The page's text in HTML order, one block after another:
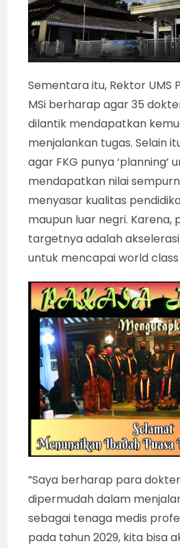
Sementara itu, Rektor UMS
MSi berharap agar 35
dilantik mendapatkan
menjalankan tugas. Selain
agar FKG punya ‘planning’
mendapatkan nilai
menyasar kualitas
maupun luar negri. Karena,
targetnya adalah
untuk mencapai world
”Saya berharap para
dipermudah dalam
sebagai tenaga medis
pada tahun 2029, kita bisa